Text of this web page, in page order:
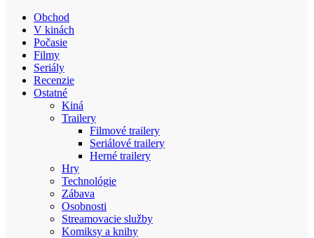
Obchod
V kinách
Počasie
Filmy
Seriály
Recenzie
Ostatné
Kiná
Trailery
Filmové trailery
Seriálové trailery
Herné trailery
Hry
Technológie
Zábava
Osobnosti
Streamovacie služby
Komiksy a knihy